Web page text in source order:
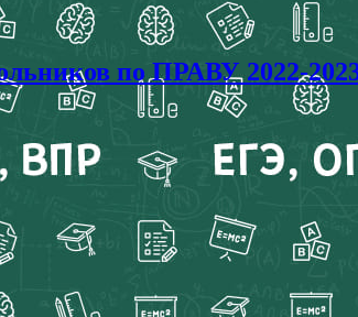
по ПРАВУ 2022-